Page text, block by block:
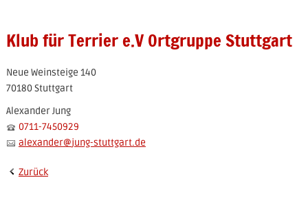
Klub für Terrier e.V Ortgruppe Stuttgart
Neue Weinsteige 140
70180 Stuttgart
Alexander Jung
0711-7450929
alexander@jung-stuttgart.de
Zurück